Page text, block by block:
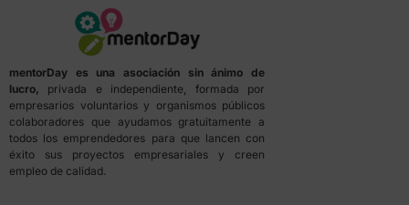
mentorDay es una asociación sin ánimo de
lucro, privada e independiente, formada por
empresarios voluntarios y organismos públicos
colaboradores que ayudamos gratuitamente a
todos los emprendedores para que lancen con
éxito sus proyectos empresariales y creen
empleo de calidad.